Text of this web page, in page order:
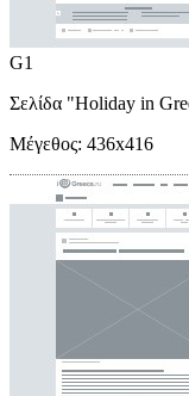
G1
Σελίδα "Holiday in
Μέγεθος: 436x416